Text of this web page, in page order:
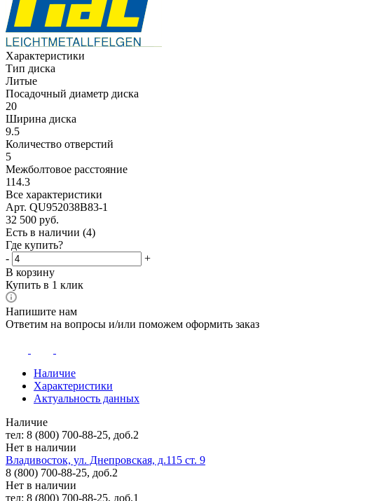
Характеристики
Тип диска
Литые
Посадочный диаметр диска
20
Ширина диска
9.5
Количество отверстий
5
Межболтовое расстояние
114.3
Все характеристики
Арт. QU952038B83-1
32 500 руб.
Есть в наличии (4)
Где купить?
-
+
В корзину
Купить в 1 клик
Напишите нам
Ответим на вопросы и/или поможем оформить заказ
Наличие
Характеристики
Актуальность данных
Наличие
тел: 8 (800) 700-88-25, доб.2
Нет в наличии
Владивосток, ул. Днепровская, д.115 ст. 9
8 (800) 700-88-25, доб.2
Нет в наличии
тел: 8 (800) 700-88-25, доб.1